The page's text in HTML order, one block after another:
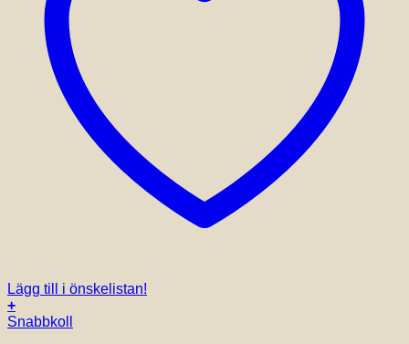
Lägg till i önskelistan!
+
Snabbkoll